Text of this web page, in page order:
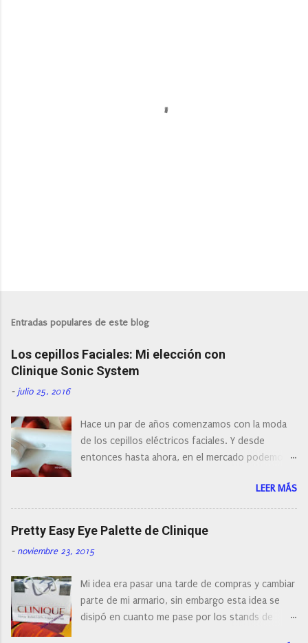
Entradas populares de este blog
Los cepillos Faciales: Mi elección con
Clinique Sonic System
- julio 25, 2016
Hace un par de años comenzamos con la moda
de los cepillos eléctricos faciales. Y desde
entonces hasta ahora, en el mercado podemos
con diferentes características, a pilas, a batería,
cepillos de rotación o de oscilación... y
naturalmente de todos los precios. Existe en la
actualidad tal variedad, que antes de hacer la
compra debemos de hacernos unas preguntas:
post os voy a dar mi opinión de porque elegí mi
cepillo facial de Clinique
LEER MÁS
Pretty Easy Eye Palette de Clinique
- noviembre 23, 2015
Mi idea era pasar una tarde de compras y cambiar
parte de mi armario, sin embargo esta idea se
disipó en cuanto me pase por los stands de